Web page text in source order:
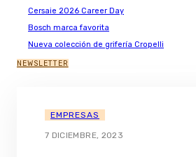
Cersaie 2026 Career Day
Bosch marca favorita
Nueva colección de grifería Cropelli
NEWSLETTER
EMPRESAS
7 DICIEMBRE, 2023